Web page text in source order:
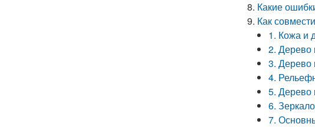
Какие
Как
1. Кожа и
2. Дерево
3. Дерево
4.
5. Дерево
6.
7.